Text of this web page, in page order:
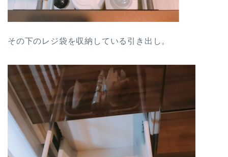
その下のレジ袋を収納している引き出し。